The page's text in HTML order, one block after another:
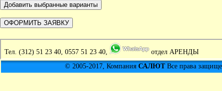
Тел. (312) 51 23 40, 0557 51 23 40,
отдел АРЕНДЫ
© 2005-2017, Компания САЛЮТВсе права